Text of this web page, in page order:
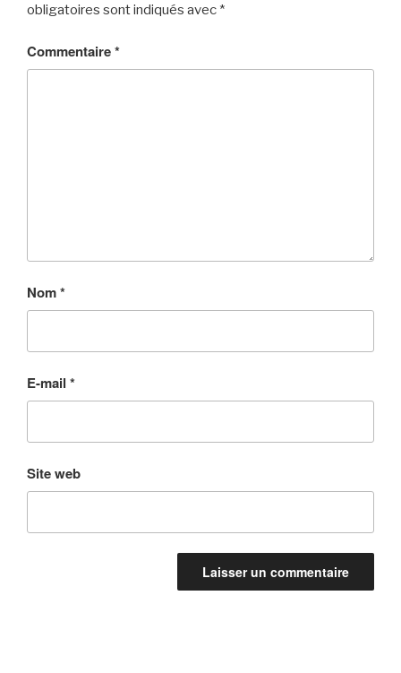
obligatoires sont indiqués avec *
Commentaire*
Nom*
E-mail *
Site web